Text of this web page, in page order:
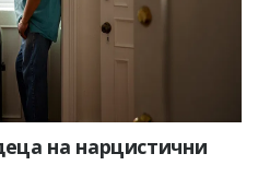
на нарцистични